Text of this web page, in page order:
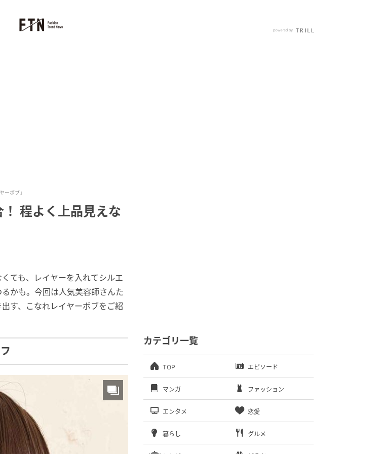
ーボブ」
程よく上品見えな
ても、レイヤーを入れてシルエ
かも。今回は人気美容師さんた
す、こなれレイヤーボブをご紹
カテゴリ一覧
TOP エピソード
マンガ ファッション
エンタメ 恋愛
暮らし グルメ